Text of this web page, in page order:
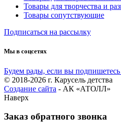
Товары для творчества и
Товары сопутствующие
Подписаться на рассылку
Мы в соцсетях
Будем рады, если вы
© 2018-2026 г. Карусель детства
Создание сайта - АК «АТОЛЛ»
Наверх
Заказ обратного звонка